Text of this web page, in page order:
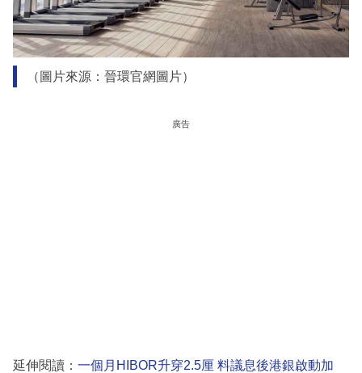
（圖片來源：晉環官網圖片）
廣告
延伸閱讀： 一個月HIBOR升穿2.5厘 料議息後港銀啟動加